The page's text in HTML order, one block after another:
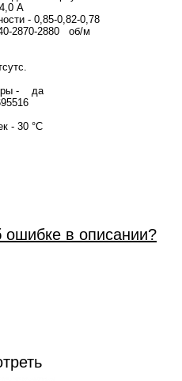
A
- 0,85-0,82-0,78
2870-2880 об/м
- да
- 78695516
- 30 °C
ошибке в описании?